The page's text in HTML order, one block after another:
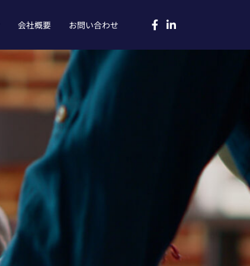
会社概要 お問い合わせ